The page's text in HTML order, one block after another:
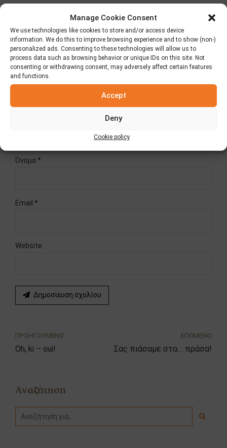
Manage Cookie Consent
We use technologies like cookies to store and/or access device
information. We do this to improve browsing experience and to show (non-)
personalized ads. Consenting to these technologies will allow us to
process data such as browsing behavior or unique IDs on this site. Not
consenting or withdrawing consent, may adversely affect certain features
and functions.
Accept
Deny
Cookie policy
Σχόλιο *
Όνομα *
Email *
Website
Δημοσίευση σχολίου
ΠΡΟΗΓΟΥΜΕΝΟ
Oh, ki – oui!
ΕΠΟΜΕΝΟ
Σας πιάσαμε στα… πράσα!
Αναζήτηση